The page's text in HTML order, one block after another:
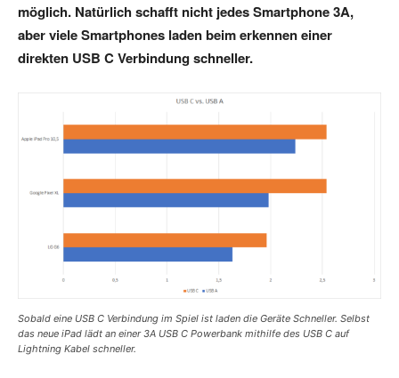
möglich. Natürlich schafft nicht jedes Smartphone 3A,
aber viele Smartphones laden beim erkennen einer
direkten USB C Verbindung schneller.
Sobald eine USB C Verbindung im Spiel ist laden die Geräte Schneller. Selbst
das neue iPad lädt an einer 3A USB C Powerbank mithilfe des USB C auf
Lightning Kabel schneller.